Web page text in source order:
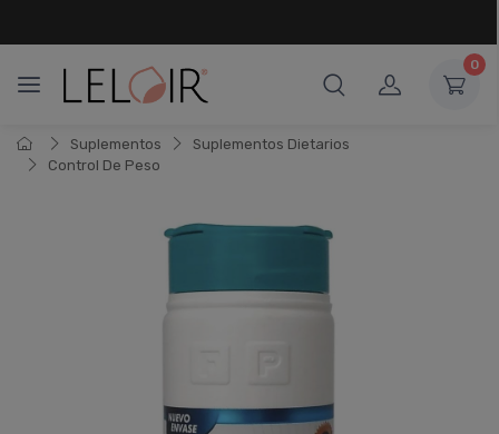
0
Suplementos
Suplementos Dietarios
Control De Peso